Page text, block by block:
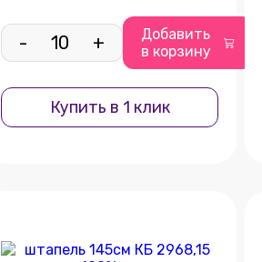
- +
Добавить
в корзину
Купить в 1 клик